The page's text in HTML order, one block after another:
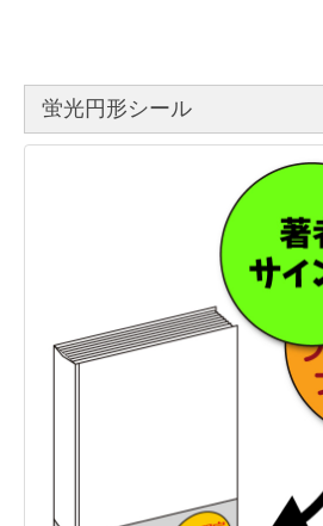
蛍光円形シール